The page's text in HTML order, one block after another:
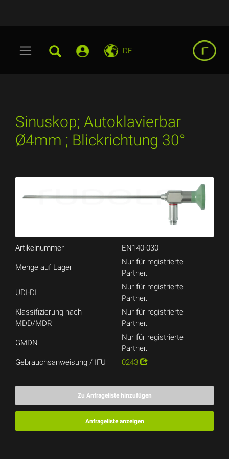
DE
Sinuskop; Autoklavierbar
Ø4mm ; Blickrichtung 30°
Artikelnummer EN140-030
Menge auf Lager
Nur für registrierte
Partner.
UDI-DI
Nur für registrierte
Partner.
Klassifizierung nach
MDD/MDR
Nur für registrierte
Partner.
GMDN
Nur für registrierte
Partner.
Gebrauchsanweisung / IFU
0243
Zu Anfrageliste hinzufügen
Anfrageliste anzeigen